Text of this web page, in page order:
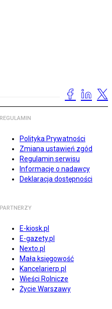
REGULAMIN
Polityka Prywatności
Zmiana ustawień zgód
Regulamin serwisu
Informacje o nadawcy
Deklaracja dostępności
PARTNERZY
E-kiosk.pl
E-gazety.pl
Nexto.pl
Mała księgowość
Kancelarierp.pl
Wieści Rolnicze
Życie Warszawy